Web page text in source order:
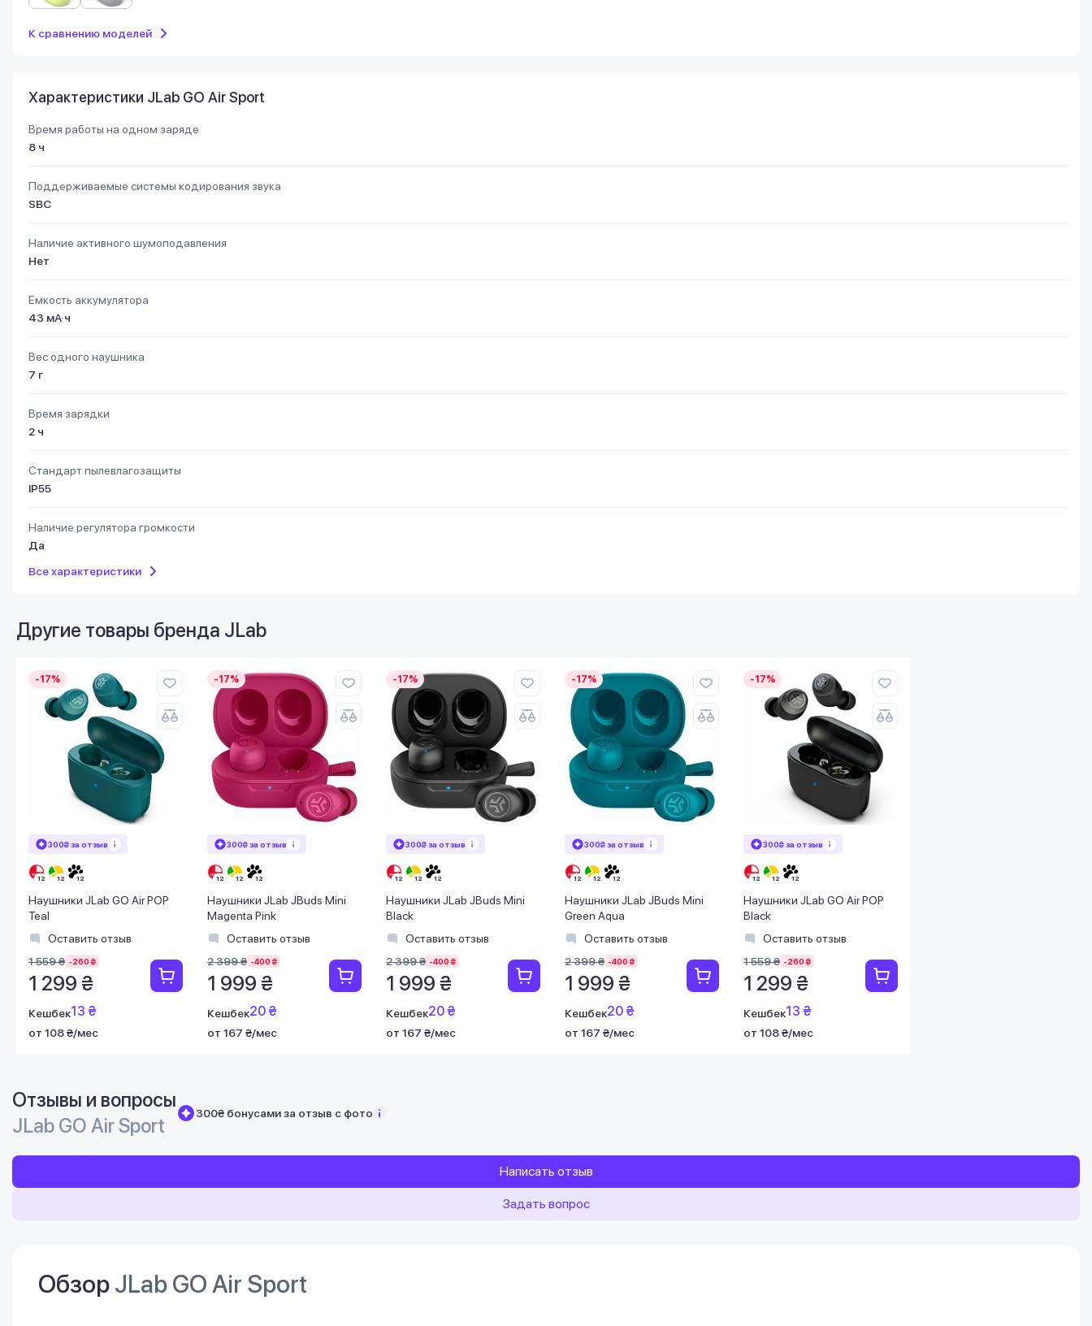
К сравнению моделей
Характеристики JLab GO Air Sport
Время работы на одном заряде
8 ч
Поддерживаемые системы кодирования звука
SBC
Наличие активного шумоподавления
Нет
Емкость аккумулятора
43 мА·ч
Вес одного наушника
7 г
Время зарядки
2 ч
Стандарт пылевлагозащиты
IP55
Наличие регулятора громкости
Да
Все характеристики
Другие товары бренда JLab
-17%
300₴ за отзыв
Наушники JLab GO Air POP
Teal
Оставить отзыв
1 559 ₴ -260 ₴
1 299 ₴
Кешбек13 ₴
от 108 ₴/мес
-17%
300₴ за отзыв
Наушники JLab JBuds Mini
Magenta Pink
Оставить отзыв
2 399 ₴ -400 ₴
1 999 ₴
Кешбек20 ₴
от 167 ₴/мес
-17%
300₴ за отзыв
Наушники JLab JBuds Mini
Black
Оставить отзыв
2 399 ₴ -400 ₴
1 999 ₴
Кешбек20 ₴
от 167 ₴/мес
-17%
300₴ за отзыв
Наушники JLab JBuds Mini
Green Aqua
Оставить отзыв
2 399 ₴ -400 ₴
1 999 ₴
Кешбек20 ₴
от 167 ₴/мес
-17%
300₴ за отзыв
Наушники JLab GO Air POP
Black
Оставить отзыв
1 559 ₴ -260 ₴
1 299 ₴
Кешбек13 ₴
от 108 ₴/мес
Отзывы и вопросы
JLab GO Air Sport
300₴ бонусами за отзыв с фото
Написать отзыв
Задать вопрос
ОбзорJLab GO Air Sport